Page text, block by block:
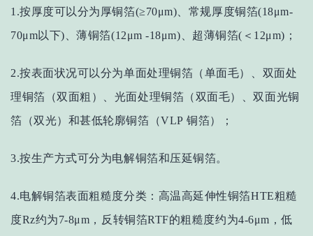
1.按厚度可以分为厚铜箔(≥70μm)、常规厚度铜箔(18μm-
70μm以下)、薄铜箔(12μm -18μm)、超薄铜箔(＜12μm)；
2.按表面状况可以分为单面处理铜箔（单面毛）、双面处
理铜箔（双面粗）、光面处理铜箔（双面毛）、双面光铜
箔（双光）和甚低轮廓铜箔（VLP 铜箔）；
3.按生产方式可分为电解铜箔和压延铜箔。
4.电解铜箔表面粗糙度分类：高温高延伸性铜箔HTE粗糙
度Rz约为7-8μm，反转铜箔RTF的粗糙度约为4-6μm，低